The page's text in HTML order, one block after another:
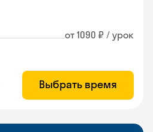
от 1090 ₽ / урок
Выбрать время